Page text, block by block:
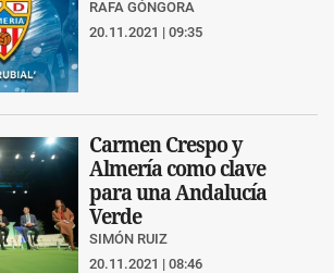
RAFA GÓNGORA
20.11.2021 | 09:35
Carmen Crespo y
Almería como clave
para una Andalucía
Verde
SIMÓN RUIZ
20.11.2021 | 08:46